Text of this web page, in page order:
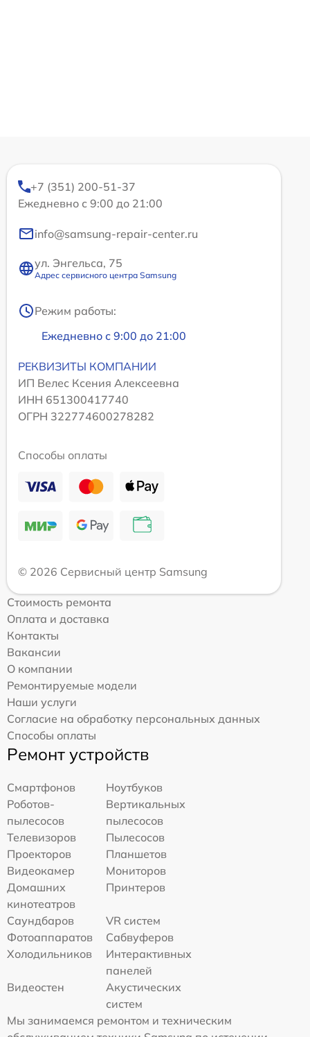
+7 (351) 200-51-37
Ежедневно с 9:00 до 21:00
info@samsung-repair-center.ru
ул. Энгельса, 75
Адрес сервисного центра Samsung
Режим работы:
Ежедневно с 9:00 до 21:00
РЕКВИЗИТЫ КОМПАНИИ
ИП Велес Ксения Алексеевна
ИНН 651300417740
ОГРН 322774600278282
Способы оплаты
© 2026 Сервисный центр Samsung
Стоимость ремонта
Оплата и доставка
Контакты
Вакансии
О компании
Ремонтируемые модели
Наши услуги
Согласие на обработку персональных данных
Способы оплаты
Ремонт устройств
Смартфонов
Ноутбуков
Роботов-
пылесосов
Вертикальных
пылесосов
Телевизоров
Пылесосов
Проекторов
Планшетов
Видеокамер
Мониторов
Домашних
кинотеатров
Принтеров
Саундбаров
VR систем
Фотоаппаратов
Сабвуферов
Холодильников
Интерактивных
панелей
Видеостен
Акустических
систем
Мы занимаемся ремонтом и техническим